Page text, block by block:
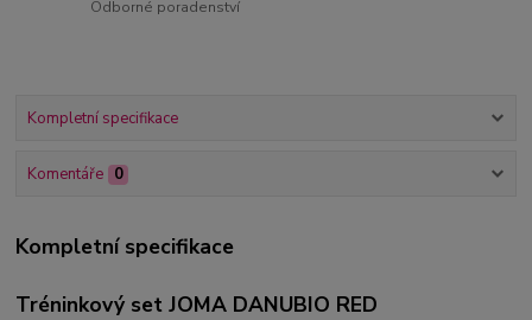
Odborné poradenství
Kompletní specifikace
Komentáře 0
Kompletní specifikace
Tréninkový set JOMA DANUBIO RED